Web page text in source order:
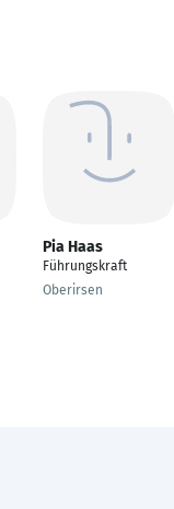
Pia Haas
Führungskraft
Oberirsen